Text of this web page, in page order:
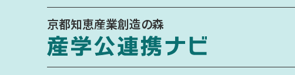
京都知恵産業創造の森